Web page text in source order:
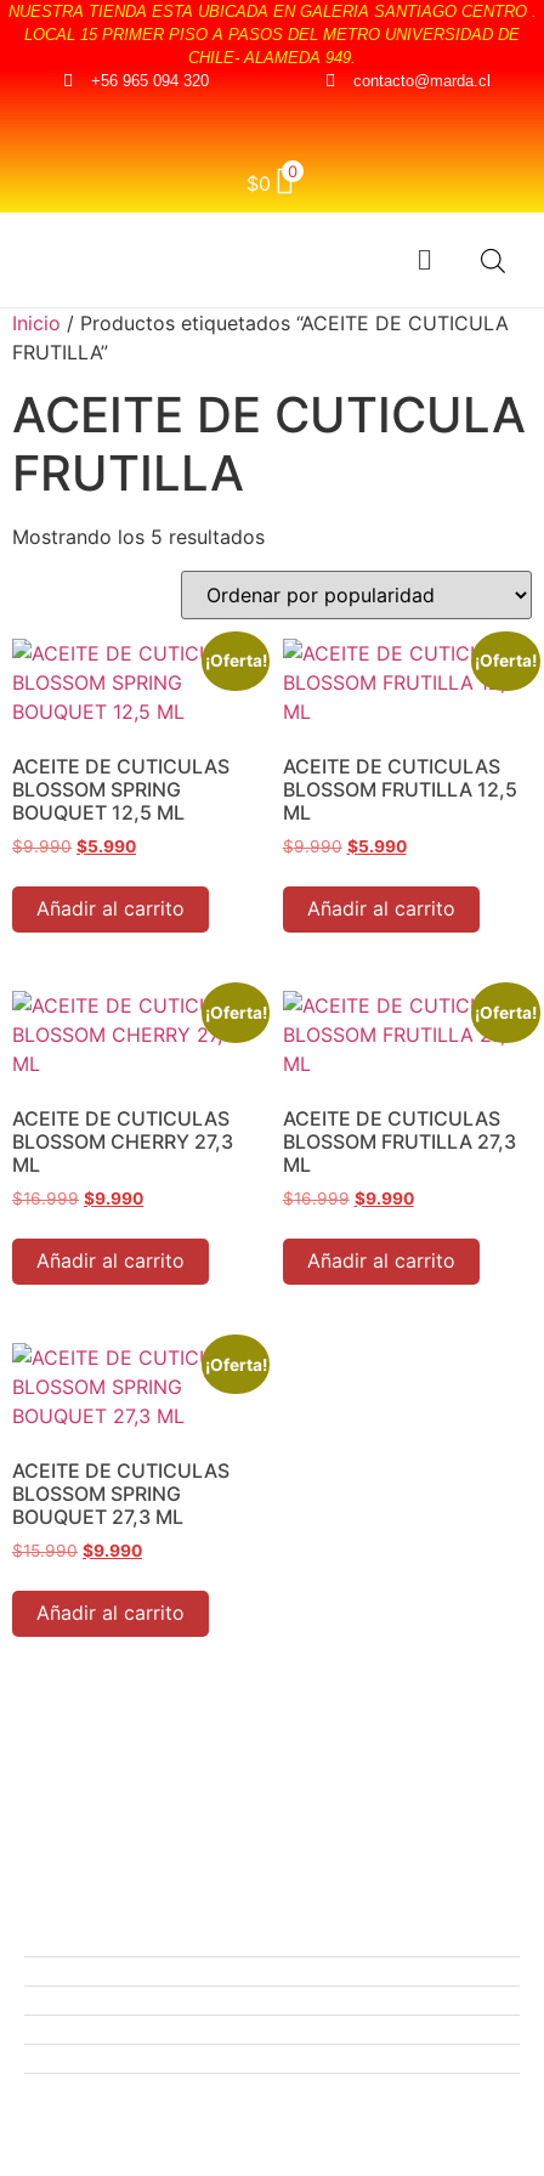
NUESTRA TIENDA ESTA UBICADA EN GALERIA SANTIAGO CENTRO .
LOCAL 15 PRIMER PISO A PASOS DEL METRO UNIVERSIDAD DE
CHILE- ALAMEDA 949.
+56 965 094 320
contacto@marda.cl
$0 0
Inicio / Productos etiquetados “ACEITE DE CUTICULA
FRUTILLA”
ACEITE DE CUTICULA
FRUTILLA
Mostrando los 5 resultados
¡Oferta!
ACEITE DE CUTICULAS
BLOSSOM SPRING
BOUQUET 12,5 ML
$9.990 $5.990
Añadir al carrito
¡Oferta!
ACEITE DE CUTICULAS
BLOSSOM FRUTILLA 12,5
ML
$9.990 $5.990
Añadir al carrito
¡Oferta!
ACEITE DE CUTICULAS
BLOSSOM CHERRY 27,3
ML
$16.999 $9.990
Añadir al carrito
¡Oferta!
ACEITE DE CUTICULAS
BLOSSOM FRUTILLA 27,3
ML
$16.999 $9.990
Añadir al carrito
¡Oferta!
ACEITE DE CUTICULAS
BLOSSOM SPRING
BOUQUET 27,3 ML
$15.990 $9.990
Añadir al carrito
Ofertas
Manicure
Peluquería
Elige tu kit MARDA.CL
Pestañas